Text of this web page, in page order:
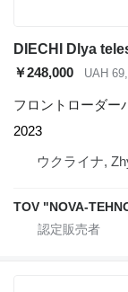
DIECHI Dlya
￥248,000
UAH
フロントローダー
2023
ウクライナ,
TOV "NOVA-